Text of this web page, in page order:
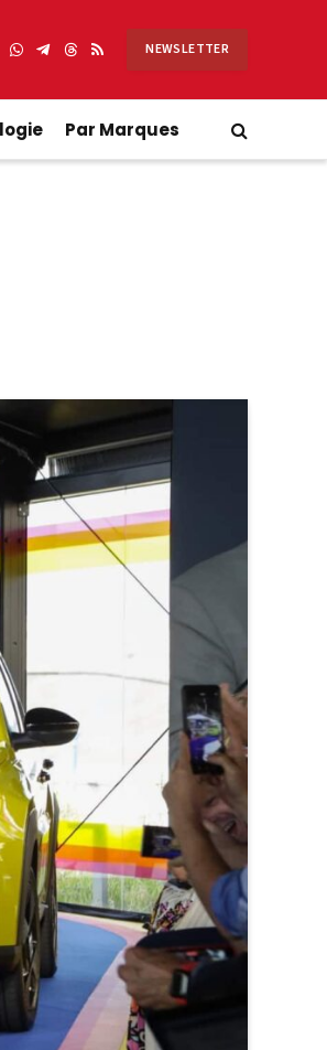
WhatsApp
Partager
Telegram
Threads
RSS NEWSLETTER
Par Marques